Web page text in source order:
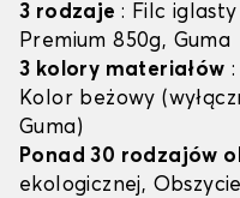
3 rodzaje : Filc
Premium 850g, Guma
3 kolory materiałów
Kolor beżowy
Guma)
Ponad 30 rodzajów
ekologicznej,